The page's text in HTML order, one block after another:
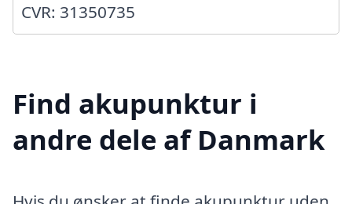
CVR: 31350735
Find akupunktur i
andre dele af Danmark